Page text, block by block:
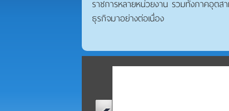
ราชการหลายหน่วยงาน รวมทั้งภาคอุตส
ธุรกิจมาอย่างต่อเนื่อง